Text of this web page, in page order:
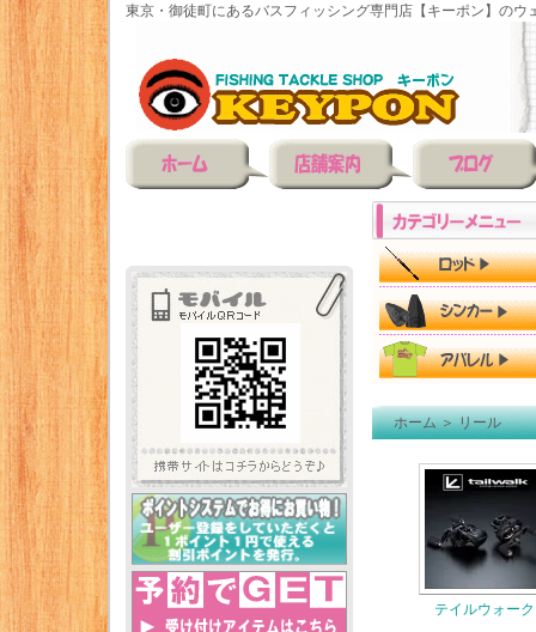
東京・御徒町にあるバスフィッシング専門店【キーポン】のウ
ホーム＞リール
テイルウォーク